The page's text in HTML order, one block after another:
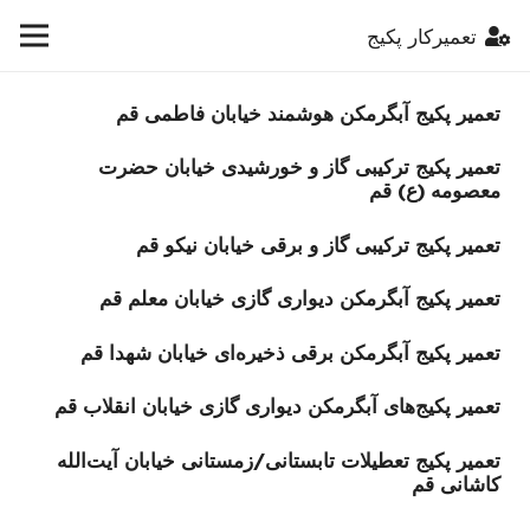
تعمیرکار پکیج
تعمیر پکیج‌ آبگرمکن هوشمند خیابان فاطمی قم
تعمیر پکیج‌ ترکیبی گاز و خورشیدی خیابان حضرت
معصومه (ع) قم
تعمیر پکیج‌ ترکیبی گاز و برقی خیابان نیکو قم
تعمیر پکیج‌ آبگرمکن دیواری گازی خیابان معلم قم
تعمیر پکیج‌ آبگرمکن برقی ذخیره‌ای خیابان شهدا قم
تعمیر پکیج‌های آبگرمکن دیواری گازی خیابان انقلاب قم
تعمیر پکیج‌ تعطیلات تابستانی/زمستانی خیابان آیت‌الله
کاشانی قم